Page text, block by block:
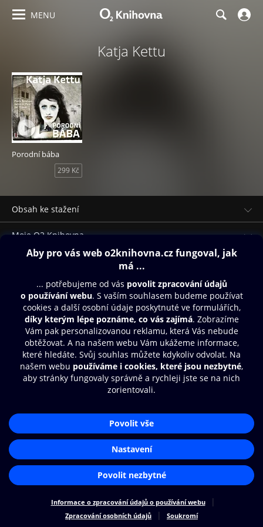
MENU
Katja Kettu
Porodní bába
299 Kč
Obsah ke stažení
Moje O2 Knihovna
Další zábava
© O2 Czech Republic a.s.
Nákupní řád
Přístupnost
Zásady zpracování osobních údajů
Cookies
Aplikace O2 Knihovna
Čti a poslouchej své e-knihy a
audioknihy rychleji a pohodlněji.